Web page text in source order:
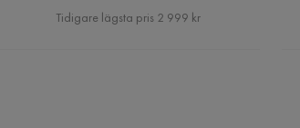
Pris
Tidigare lägsta pris 2 999 kr